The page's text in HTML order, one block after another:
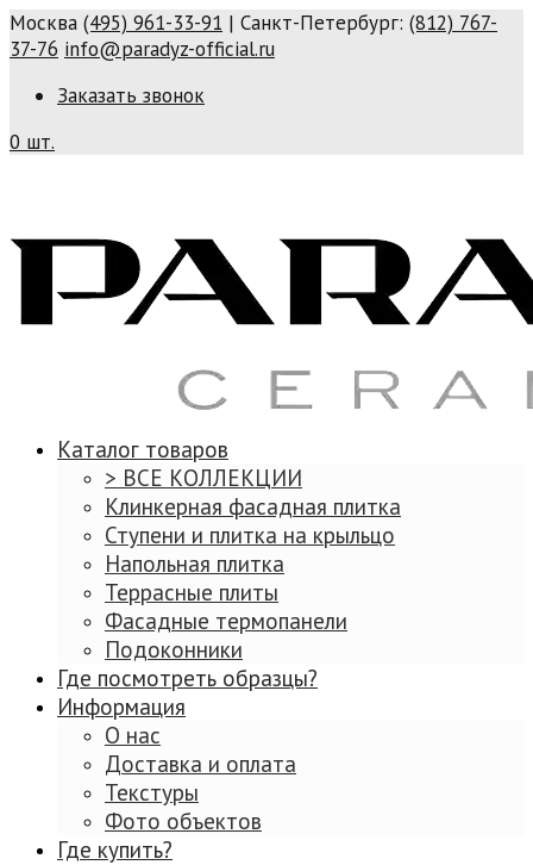
Москва (495) 961-33-91 | Санкт-Петербург: (812) 767-
37-76 info@paradyz-official.ru
Заказать звонок
0 шт.
Каталог товаров
> ВСЕ КОЛЛЕКЦИИ
Клинкерная фасадная плитка
Ступени и плитка на крыльцо
Напольная плитка
Террасные плиты
Фасадные термопанели
Подоконники
Где посмотреть образцы?
Информация
О нас
Доставка и оплата
Текстуры
Фото объектов
Где купить?